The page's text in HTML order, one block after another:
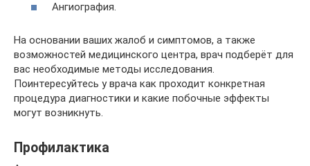
Ангиография.
На основании ваших жалоб и симптомов, а также
возможностей медицинского центра, врач подберёт для
вас необходимые методы исследования.
Поинтересуйтесь у врача как проходит конкретная
процедура диагностики и какие побочные эффекты
могут возникнуть.
Профилактика